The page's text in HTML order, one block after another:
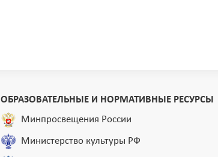
ОБРАЗОВАТЕЛЬНЫЕ И НОРМАТИВНЫЕ РЕСУРСЫ
Минпросвещения России
Министерство культуры РФ